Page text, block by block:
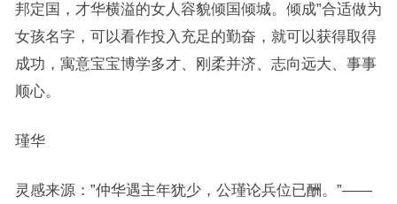
邦定国，才华横溢的女人容貌倾国倾城。倾成”合适做为
女孩名字，可以看作投入充足的勤奋，就可以获得取得
成功，寓意宝宝博学多才、刚柔并济、志向远大、事事
顺心。
瑾华
灵感来源：”仲华遇主年犹少，公瑾论兵位已酬。”——